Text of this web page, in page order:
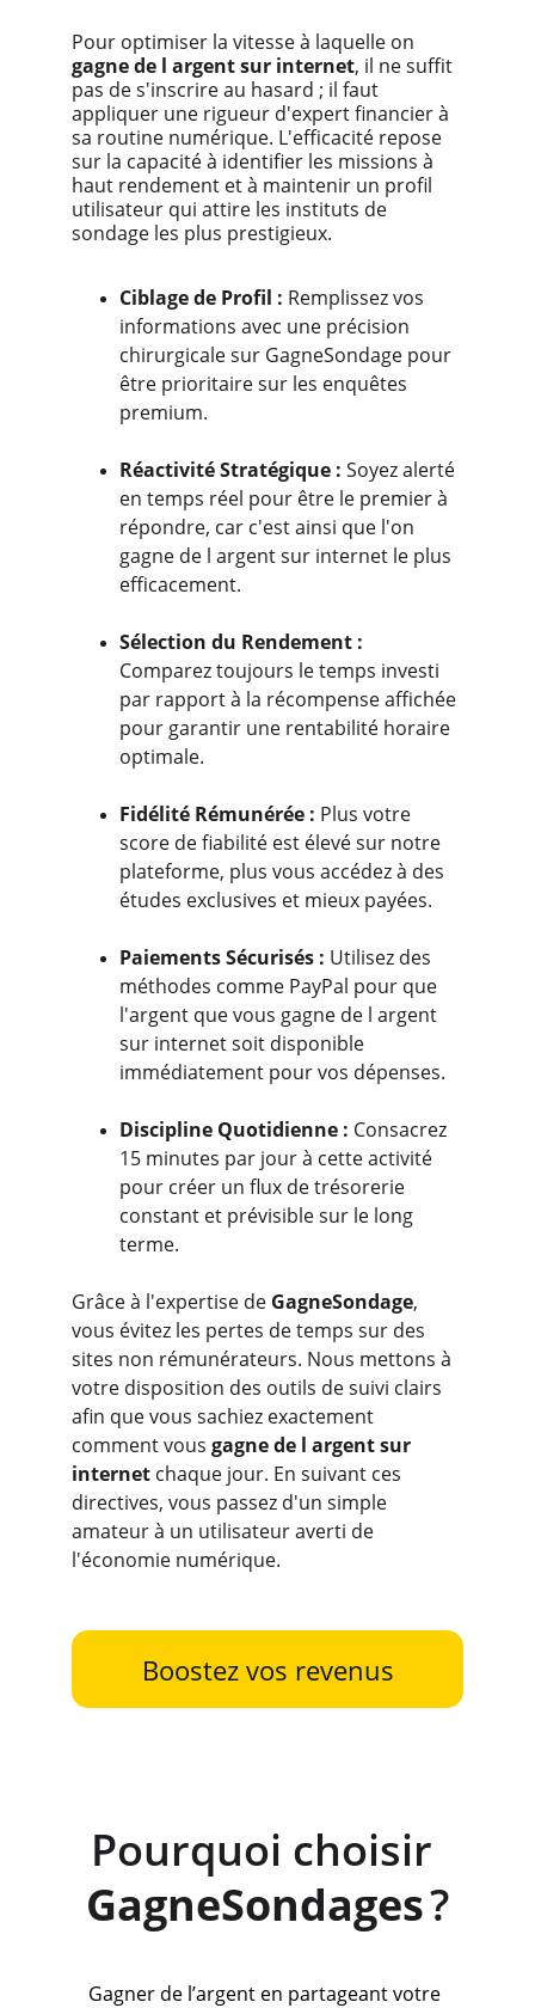
Pour optimiser la vitesse à laquelle on
gagne de l argent sur internet, il ne suffit
pas de s'inscrire au hasard ; il faut
appliquer une rigueur d'expert financier à
sa routine numérique. L'efficacité repose
sur la capacité à identifier les missions à
haut rendement et à maintenir un profil
utilisateur qui attire les instituts de
sondage les plus prestigieux.
Ciblage de Profil : Remplissez vos
informations avec une précision
chirurgicale sur GagneSondage pour
être prioritaire sur les enquêtes
premium.
Réactivité Stratégique : Soyez alerté
en temps réel pour être le premier à
répondre, car c'est ainsi que l'on
gagne de l argent sur internet le plus
efficacement.
Sélection du Rendement :
Comparez toujours le temps investi
par rapport à la récompense affichée
pour garantir une rentabilité horaire
optimale.
Fidélité Rémunérée : Plus votre
score de fiabilité est élevé sur notre
plateforme, plus vous accédez à des
études exclusives et mieux payées.
Paiements Sécurisés : Utilisez des
méthodes comme PayPal pour que
l'argent que vous gagne de l argent
sur internet soit disponible
immédiatement pour vos dépenses.
Discipline Quotidienne : Consacrez
15 minutes par jour à cette activité
pour créer un flux de trésorerie
constant et prévisible sur le long
terme.
Grâce à l'expertise de GagneSondage,
vous évitez les pertes de temps sur des
sites non rémunérateurs. Nous mettons à
votre disposition des outils de suivi clairs
afin que vous sachiez exactement
comment vous gagne de l argent sur
internet chaque jour. En suivant ces
directives, vous passez d'un simple
amateur à un utilisateur averti de
l'économie numérique.
Boostez vos revenus
Pourquoi choisir
GagneSondages ?
Gagner de l’argent en partageant votre